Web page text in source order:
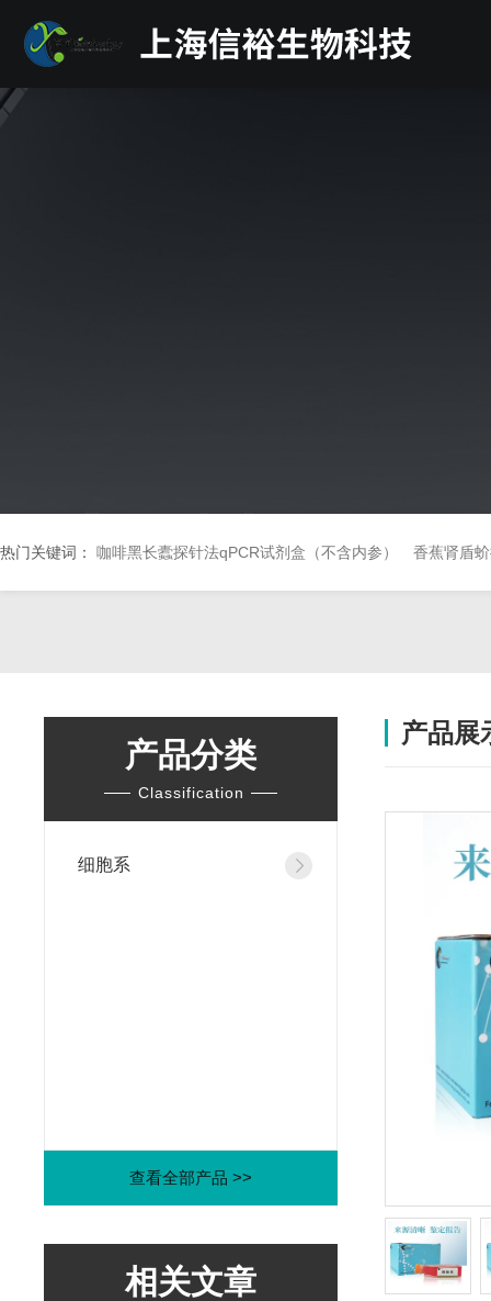
热门关键词： 咖啡黑长蠹探针法qPCR试剂盒（不含内参） 香蕉肾盾
产品分类
Classification
细胞系
查看全部产品 >>
相关文章
产品展